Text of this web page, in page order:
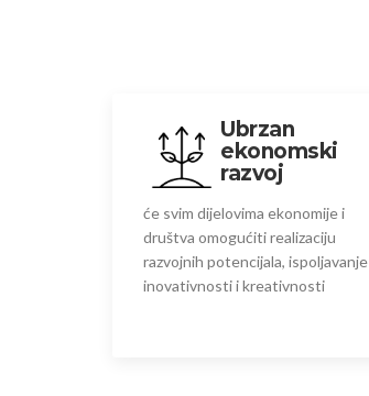
Ubrzan
ekonomski
razvoj
će svim dijelovima ekonomije i
društva omogućiti realizaciju
razvojnih potencijala, ispoljavanje
inovativnosti i kreativnosti